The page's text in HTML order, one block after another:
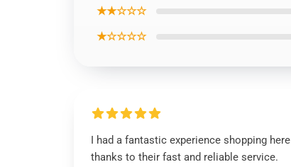
★★☆☆☆
★☆☆☆☆
I had a fantastic experience shopping here
thanks to their fast and reliable service.